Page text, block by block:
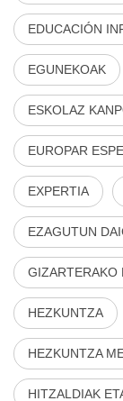
EDUCACIÓN
EGUNEKOAK
ESKOLAZ
EUROPAR
EXPERTIA
EZAGUTUN
GIZARTERAKO
HEZKUNTZA
HEZKUNTZA
HITZALDIAK